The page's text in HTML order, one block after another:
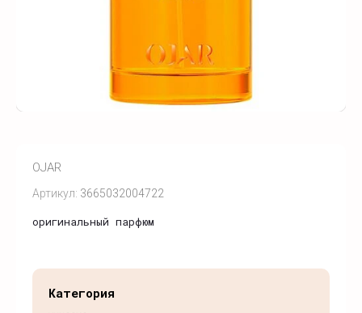
Артикул: 3665032004722
OJAR
оригинальный парфюм
Категория